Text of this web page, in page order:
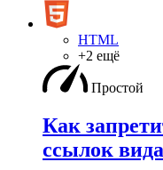
HTML
+2 ещё
Простой
Как
ссылок